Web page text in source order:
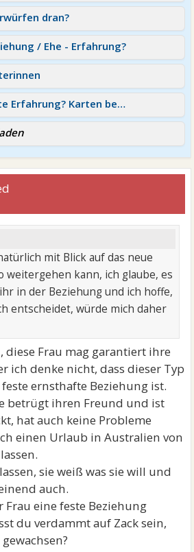
dran?
/ Ehe - Erfahrung?
Humbug, oder gute Erfahrung? Karten befragt?
mit Blick auf das neue
weitergehen kann, ich glaube, es
in der Beziehung und ich hoffe,
entscheidet, würde mich daher
Frau mag garantiert ihre
ich denke nicht, dass dieser Typ
ernsthafte Beziehung ist.
betrügt ihren Freund und ist
hat auch keine Probleme
einen Urlaub in Australien von
sie weiß was sie will und
auch.
eine feste Beziehung
du verdammt auf Zack sein,